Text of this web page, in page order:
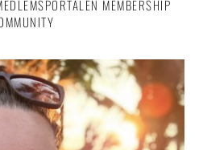
MEMBERSHIP